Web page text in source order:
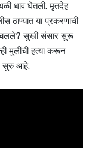
धाव घेतली. मृतदेह
ठाण्यात या प्रकरणाची
सुखी संसार सुरू
मुलींची हत्या करून
सुरु आहे.